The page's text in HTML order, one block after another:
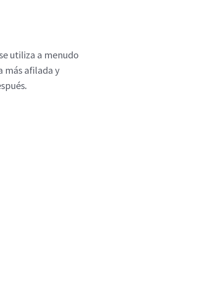
utiliza a menudo
más afilada y